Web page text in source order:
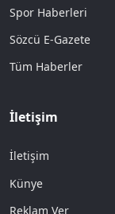
Spor Haberleri
Sözcü E-Gazete
Tüm Haberler
İletişim
İletişim
Künye
Reklam Ver